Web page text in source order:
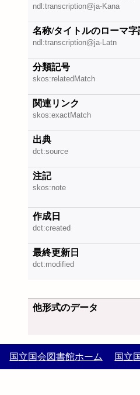
ndl:transcription@ja-Kana
名称/タイトルのローマ字
ndl:transcription@ja-Latn
分類記号
skos:relatedMatch
関連リンク
skos:exactMatch
出典
dct:source
注記
skos:note
作成日
dct:created
最終更新日
dct:modified
他形式のデータ
国立国会図書館ホーム 国立